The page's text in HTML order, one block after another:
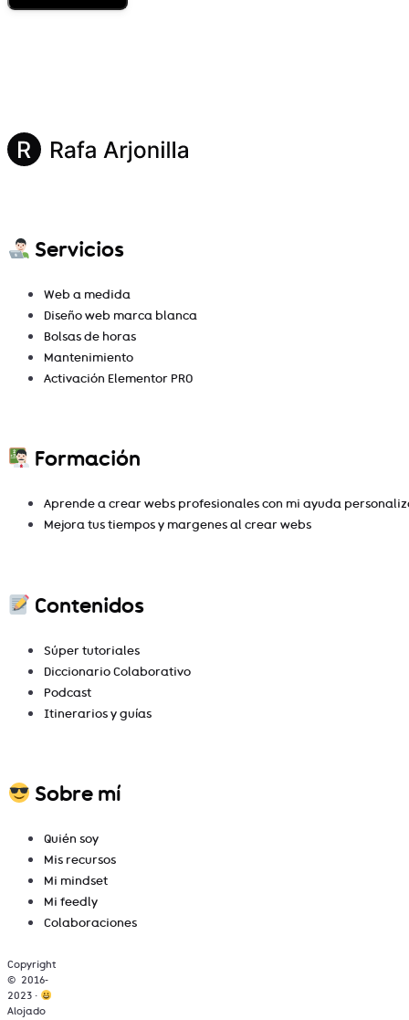
de
Servicios
Web a medida
Diseño web marca blanca
Bolsas de horas
Mantenimiento
Activación Elementor PRO
Formación
Aprende a crear webs profesionales con mi ayuda
Mejora tus tiempos y margenes al crear webs
Contenidos
Súper tutoriales
Diccionario Colaborativo
Podcast
Itinerarios y guías
Sobre mí
Quién soy
Mis recursos
Mi mindset
Mi feedly
Colaboraciones
Copyright
© 2016-
2023 ·
Alojado